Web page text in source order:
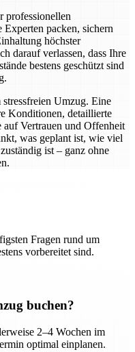
professionellen
packen, sichern
höchster
darauf verlassen, dass Ihre
bestens geschützt sind
stressfreien Umzug. Eine
Konditionen, detaillierte
Vertrauen und Offenheit
was geplant ist, wie viel
ist – ganz ohne
Fragen rund um
vorbereitet sind.
buchen?
2–4 Wochen im
optimal einplanen.